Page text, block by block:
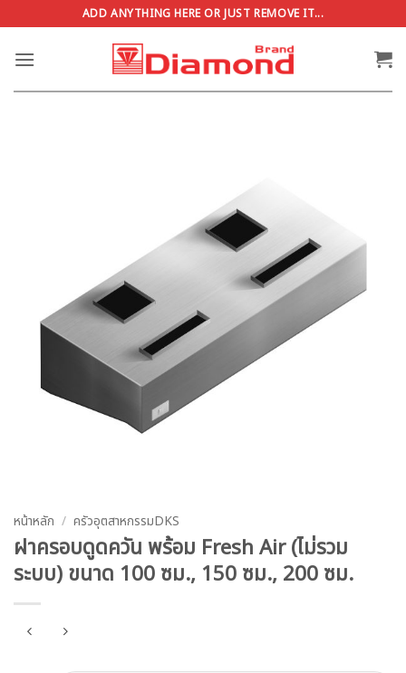
ไป
ADD ANYTHING HERE OR JUST REMOVE IT...
หน้าหลัก / ครัวอุตสาหกรรมDKS
ฝาครอบดูดควัน พร้อม Fresh Air (ไม่รวม
ระบบ) ขนาด 100 ซม., 150 ซม., 200 ซม.